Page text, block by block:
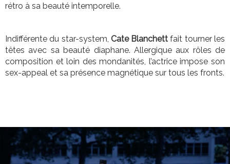
rétro à sa beauté intemporelle.
Indifférente du star-system, Cate Blanchett fait tourner les
têtes avec sa beauté diaphane. Allergique aux rôles de
composition et loin des mondanités, l’actrice impose son
sex-appeal et sa présence magnétique sur tous les fronts.